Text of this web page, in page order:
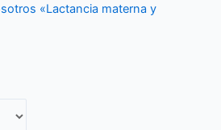
«Lactancia materna y